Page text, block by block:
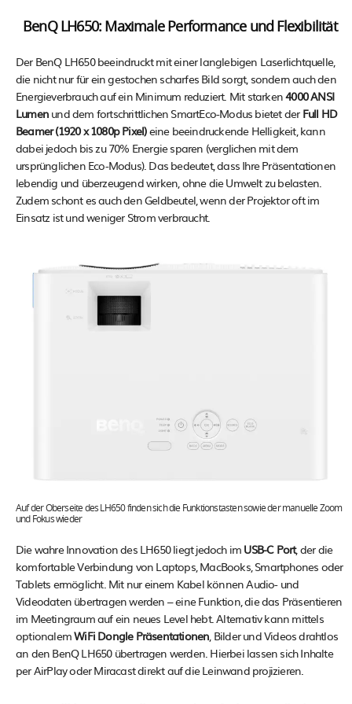
BenQ LH650: Maximale Performance und Flexibilität
Der BenQ LH650 beeindruckt mit einer langlebigen Laserlichtquelle,
die nicht nur für ein gestochen scharfes Bild sorgt, sondern auch den
Energieverbrauch auf ein Minimum reduziert. Mit starken4000 ANSI
Lumen und dem fortschrittlichen SmartEco-Modus bietet der Full HD
Beamer(1920 x 1080p Pixel)eine beeindruckende Helligkeit, kann
dabei jedoch bis zu 70% Energie sparen (verglichen mit dem
ursprünglichen Eco-Modus). Das bedeutet, dass Ihre Präsentationen
lebendig und überzeugend wirken, ohne die Umwelt zu belasten.
Zudem schont es auch den Geldbeutel, wenn der Projektor oft im
Einsatz ist und weniger Strom verbraucht.
Auf der Oberseite des LH650 finden sich die Funktionstasten sowie der manuelle Zoom
und Fokus wieder
Die wahre Innovation des LH650 liegt jedoch im USB-C Port, der die
komfortable Verbindung von Laptops, MacBooks, Smartphones oder
Tablets ermöglicht. Mit nur einem Kabel können Audio- und
Videodaten übertragen werden – eine Funktion, die das Präsentieren
im Meetingraum auf ein neues Level hebt. Alternativ kann mittels
optionalemWiFi Dongle Präsentationen, Bilder und Videos drahtlos
an den BenQ LH650 übertragen werden. Hierbei lassen sich Inhalte
per AirPlay oder Miracast direkt auf die Leinwand projizieren.